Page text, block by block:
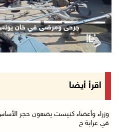
09/آب/2026 01:56 م
تحذيرات من الفيضانات مع اتجاه
09/آب/2026 01:40 م
الاحتلال يعتقل شابا من
مستعمرون يقطعون عشرات الأشجار
إجلاء طبي عبر معبر رفح شمل 78 شخصا
09/آب/2026 01:06 م
جرحى ومرضى في خان يونس
اقرأ أيضا
وزراء وأعضاء كنيست يضعون حجر
في عرابة ج